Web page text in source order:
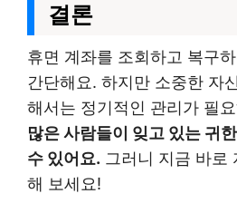
결론
휴면 계좌를 조회하고 복구
간단해요. 하지만 소중한 자
해서는 정기적인 관리가 필
많은 사람들이 잊고 있는 귀
수 있어요. 그러니 지금 바로
해 보세요!